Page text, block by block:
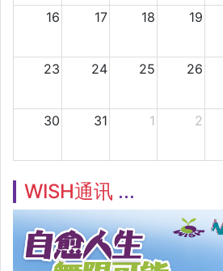
16 17 18 19
23 24 25 26
30 31 1 2
WISH通讯